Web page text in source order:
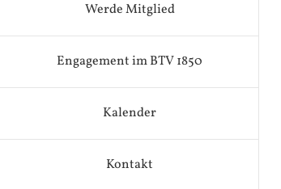
Werde Mitglied
Engagement im BTV 1850
Kalender
Kontakt